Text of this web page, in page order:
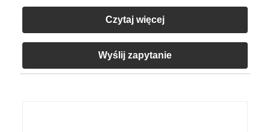
Czytaj więcej
Wyślij zapytanie